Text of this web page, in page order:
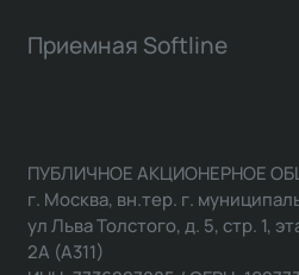
Приемная Softline
ПУБЛИЧНОЕ АКЦИОНЕРНОЕ
г. Москва, вн.тер. г.
ул Льва Толстого, д. 5, стр. 1,
2А (А311)